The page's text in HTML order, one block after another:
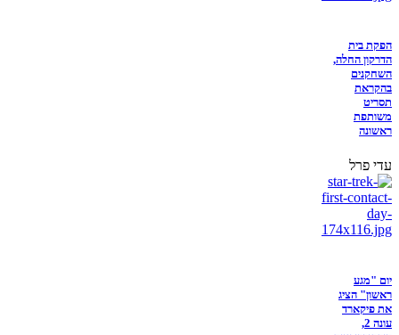
הפקת בית
הדרקון החלה,
השחקנים
בהקראת
תסריט
משותפת
ראשונה
עדי פרל
יום "מגע
ראשון" הציג
את פיקארד
עונה 2,